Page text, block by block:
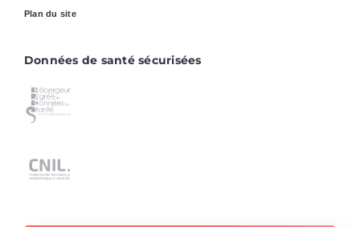
Plan du site
Données de santé sécurisées